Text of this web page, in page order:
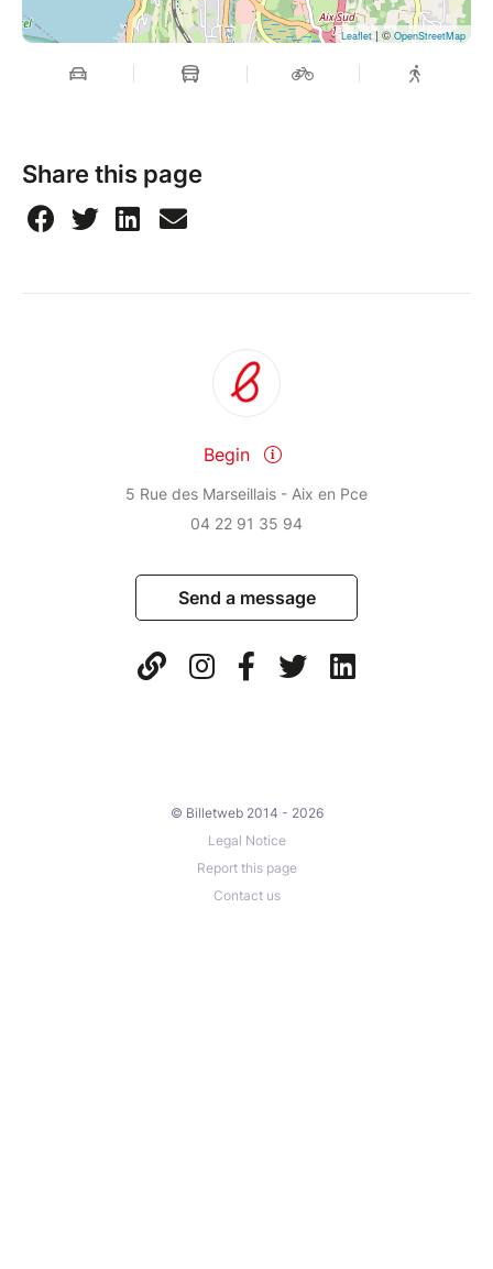
Leaflet | ©OpenStreetMap
Share this page
Begin
5 Rue des Marseillais - Aix en Pce
04 22 91 35 94
Send a message
© Billetweb 2014 - 2026
Legal Notice
Report this page
Contact us